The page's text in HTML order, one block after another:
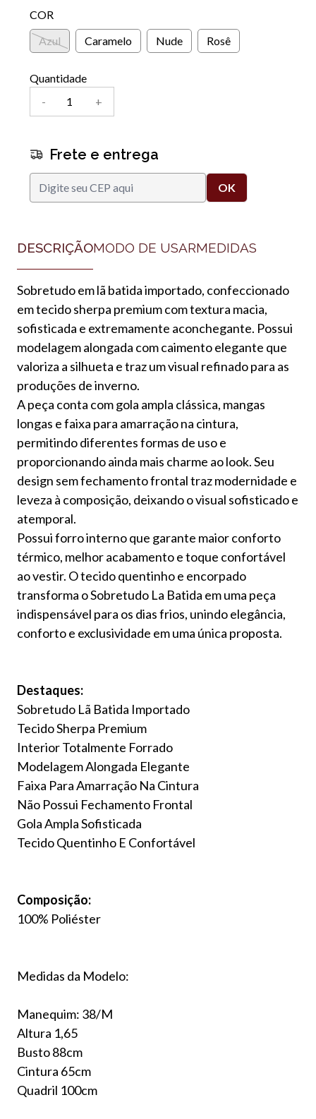
COR
Azul
Caramelo Nude Rosê
Quantidade
-
+
Frete e entrega
DESCRIÇÃOMODO DE USARMEDIDAS
Sobretudo em lã batida importado, confeccionado
em tecido sherpa premium com textura macia,
sofisticada e extremamente aconchegante. Possui
modelagem alongada com caimento elegante que
valoriza a silhueta e traz um visual refinado para as
produções de inverno.
A peça conta com gola ampla clássica, mangas
longas e faixa para amarração na cintura,
permitindo diferentes formas de uso e
proporcionando ainda mais charme ao look. Seu
design sem fechamento frontal traz modernidade e
leveza à composição, deixando o visual sofisticado e
atemporal.
Possui forro interno que garante maior conforto
térmico, melhor acabamento e toque confortável
ao vestir. O tecido quentinho e encorpado
transforma o Sobretudo La Batida em uma peça
indispensável para os dias frios, unindo elegância,
conforto e exclusividade em uma única proposta.
Destaques:
Sobretudo Lã Batida Importado
Tecido Sherpa Premium
Interior Totalmente Forrado
Modelagem Alongada Elegante
Faixa Para Amarração Na Cintura
Não Possui Fechamento Frontal
Gola Ampla Sofisticada
Tecido Quentinho E Confortável
Composição:
100% Poliéster
Medidas da Modelo:
Manequim: 38/M
Altura 1,65
Busto 88cm
Cintura 65cm
Quadril 100cm